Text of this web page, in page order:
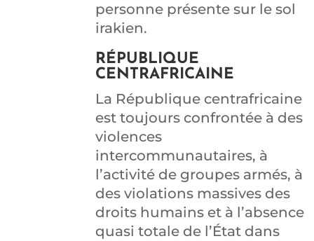
personne présente sur le sol
irakien.
RÉPUBLIQUE
CENTRAFRICAINE
La République centrafricaine
est toujours confrontée à des
violences
intercommunautaires, à
l’activité de groupes armés, à
des violations massives des
droits humains et à l’absence
quasi totale de l’État dans